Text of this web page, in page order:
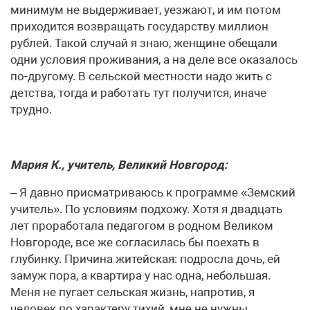
минимум не выдерживает, уезжают, и им потом
приходится возвращать государству миллион
рублей. Такой случай я знаю, женщине обещали
одни условия проживания, а на деле все оказалось
по-другому. В сельской местности надо жить с
детства, тогда и работать тут получится, иначе
трудно.
Мария К., учитель, Великий Новгород:
– Я давно присматриваюсь к программе «Земский
учитель». По условиям подхожу. Хотя я двадцать
лет проработала педагогом в родном Великом
Новгороде, все же согласилась бы поехать в
глубинку. Причина житейская: подросла дочь, ей
замуж пора, а квартира у нас одна, небольшая.
Меня не пугает сельская жизнь, напротив, я